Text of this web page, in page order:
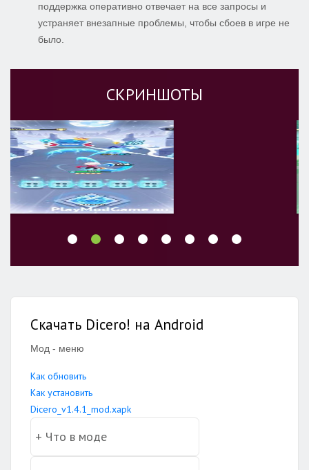
поддержка оперативно отвечает на все запросы и
устраняет внезапные проблемы, чтобы сбоев в игре не
было.
СКРИНШОТЫ
Скачать Dicero! на Android
Мод - меню
Как обновить
Как установить
Dicero_v1.4.1_mod.xapk